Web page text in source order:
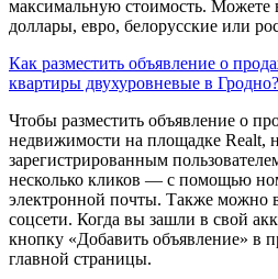
максимальную стоимость.
доллары, евро, белорусские или
Как разместить объявление о
квартиры двухуровневые в Гродно?
Чтобы разместить объявление о
недвижимости на площадке Realt,
зарегистрированным
несколько кликов — с помощью
электронной почты. Также можно
соцсети. Когда вы зашли в свой
кнопку «Добавить объявление» в
главной страницы.